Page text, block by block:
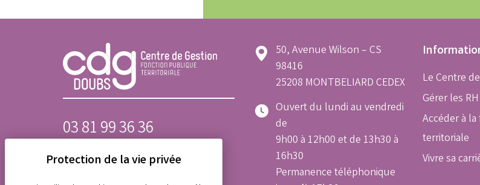
03 81 99 36 36
50, Avenue Wilson – CS
98416
25208 MONTBELIARD CEDEX
Ouvert du lundi au vendredi
de
9h00 à 12h00 et de 13h30 à
16h30
Permanence téléphonique
Le Centre
Gérer les RH
Accéder à
territoriale
Vivre sa